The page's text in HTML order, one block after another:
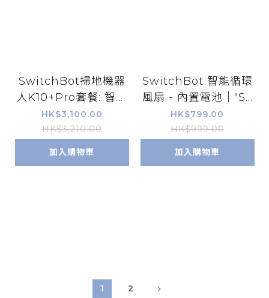
SwitchBot掃地機器
人K10+Pro套餐: 智能
管家2 (Hub2) + 掃地
機器人 (K10+Pro)
HK$3,100.00
HK$3,210.00
加入購物車
SwitchBot 智能循環
風扇 - 內置電池｜"Sil
enTech"超靜音｜3D
搖擺對流｜空氣循環｜
DC直流摩打慳電｜
HK$799.00
HK$999.00
加入購物車
1 2